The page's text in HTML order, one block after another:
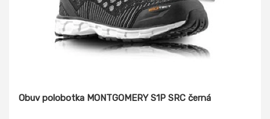
Obuv polobotka MONTGOMERY S1P SRC černá